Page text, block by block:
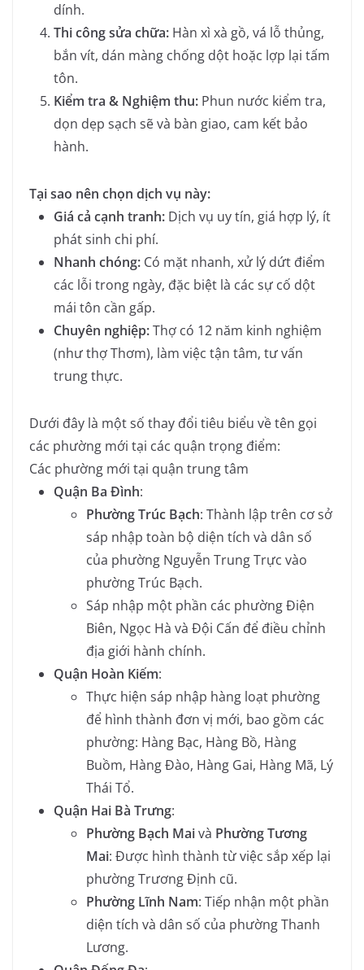
dính.
Thi công sửa chữa: Hàn xì xà gồ, vá lỗ thủng,
bắn vít, dán màng chống dột hoặc lợp lại tấm
tôn.
Kiểm tra & Nghiệm thu: Phun nước kiểm tra,
dọn dẹp sạch sẽ và bàn giao, cam kết bảo
hành.
Tại sao nên chọn dịch vụ này:
Giá cả cạnh tranh: Dịch vụ uy tín, giá hợp lý, ít
phát sinh chi phí.
Nhanh chóng: Có mặt nhanh, xử lý dứt điểm
các lỗi trong ngày, đặc biệt là các sự cố dột
mái tôn cần gấp.
Chuyên nghiệp:Thợ có 12 năm kinh nghiệm
(như thợ Thơm), làm việc tận tâm, tư vấn
trung thực.
Dưới đây là một số thay đổi tiêu biểu về tên gọi
các phường mới tại các quận trọng điểm:
Các phường mới tại quận trung tâm
Quận Ba Đình:
Phường Trúc Bạch: Thành lập trên cơ sở
sáp nhập toàn bộ diện tích và dân số
của phường Nguyễn Trung Trực vào
phường Trúc Bạch.
Sáp nhập một phần các phường Điện
Biên, Ngọc Hà và Đội Cấn để điều chỉnh
địa giới hành chính.
Quận Hoàn Kiếm:
Thực hiện sáp nhập hàng loạt phường
để hình thành đơn vị mới, bao gồm các
phường: Hàng Bạc, Hàng Bồ, Hàng
Buồm, Hàng Đào, Hàng Gai, Hàng Mã, Lý
Thái Tổ.
Quận Hai Bà Trưng:
Phường Bạch Maivà Phường Tương
Mai: Được hình thành từ việc sắp xếp lại
phường Trương Định cũ.
Phường Lĩnh Nam: Tiếp nhận một phần
diện tích và dân số của phường Thanh
Lương.